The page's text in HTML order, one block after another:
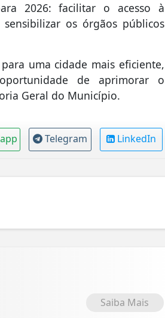
2026: facilitar o acesso à
os órgãos públicos
uma cidade mais eficiente,
de aprimorar o
Geral do Município.
Telegram LinkedIn
Saiba Mais